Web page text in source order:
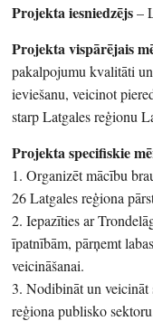
Projekta iesniedzējs–
Projekta vispārējais
pakalpojumu kvalitāti
ieviešanu, veicinot
starp Latgales reģionu
Projekta specifiskie
1. Organizēt mācību
26 Latgales reģiona
2. Iepazīties ar
īpatnībām, pārņemt
veicināšanai.
3. Nodibināt un veicināt
reģiona publisko